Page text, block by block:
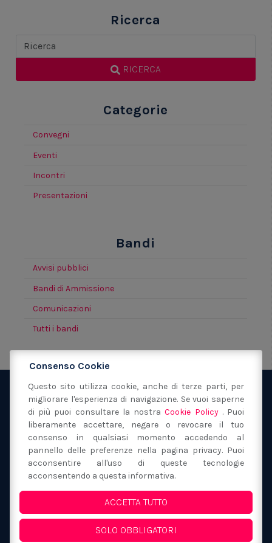
Ricerca
RICERCA
Categorie
Convegni
Eventi
Incontri
Presentazioni
Bandi
Avvisi pubblici
Bandi di Ammissione
Comunicazioni
Tutti i bandi
Fondazione San Filippo Neri Modena via Sant'Orsola
41121 Modena
059 217149
segreteria@fondazionesanfilipponeri.it C.F.
80017130362
Privacy Policy e Cookie
Whistleblowing
Consenso Cookie
Questo sito utilizza cookie, anche di terze parti, per
migliorare l'esperienza di navigazione. Se vuoi saperne
di più puoi consultare la nostraCookie Policy . Puoi
liberamente accettare, negare o revocare il tuo
consenso in qualsiasi momento accedendo al
pannello delle preferenze nella pagina privacy. Puoi
acconsentire all'uso di queste tecnologie
acconsentendo a questa informativa.
ACCETTA TUTTO
SOLO OBBLIGATORI